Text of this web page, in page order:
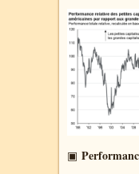
▣